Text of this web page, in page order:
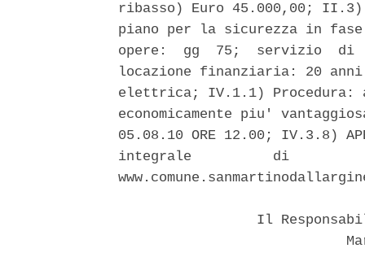
ribasso) Euro 45.000,00; II.3)
piano per la sicurezza in
opere:  gg  75;  servizio  di
locazione finanziaria: 20
elettrica; IV.1.1) Procedura:
economicamente piu'
05.08.10 ORE 12.00; IV.3.8)
integrale          di
Il